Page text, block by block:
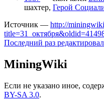
шахтер, Герой
Источник — http://
Последний раз
MiningWiki
Если не указано иное,
BY-SA 3.0.